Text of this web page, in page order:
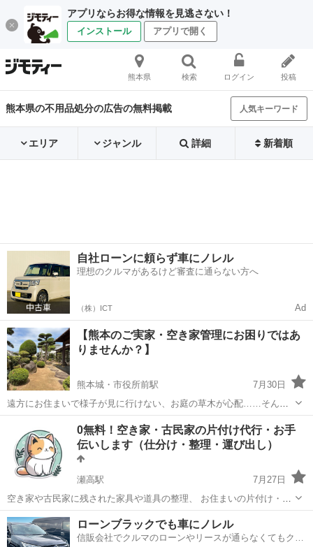
アプリならお得な情報を見逃さない！
インストール アプリで開く
熊本県 検索 ログイン 投稿
熊本県の不用品処分の広告の無料掲載 人気キーワード
エリア ジャンル 詳細 新着順
自社ローンに頼らず車にノレル
理想のクルマがあるけど審査に通らない方へ
（株）ICT Ad
【熊本のご実家・空き家管理にお困りではあ
りませんか？】
熊本城・市役所前駅
7月30日
遠方にお住まいで様子が見に行けない、お庭の草木が心配……そんな
お悩みを私たちが解決します！ 【OKクリーン】 ■ 主なサービス内容
・現地確認 ＆ 写真付きご報告（現在の状態をしっかりとお届けしま
す） ・お庭のお手入れ（剪...
熊本城・市役所前駅 不用品処分
0無料！空き家・古民家の片付け代行・お手
伝いします（仕分け・整理・運び出し）
瀬高駅
7月27日
空き家や古民家に残された家具や道具の整理、 お住まいの片付け・仕
分け・運び出しなどのお手伝いをしています。 ご依頼者様で不要なも
のを当方が代行で捨てて差し上げます。 ● 使われなくなった実家や倉
庫の整理 ● 遺品の...
熊本 山鹿市 瀬高駅 遺品整理
ローンブラックでも車にノレル
信販会社でクルマのローンやリースが通らなくてもクル